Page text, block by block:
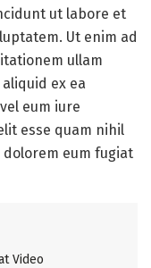
ut labore et
Ut enim ad
ullam
ex ea
eum iure
esse quam nihil
dolorem eum fugiat
Video